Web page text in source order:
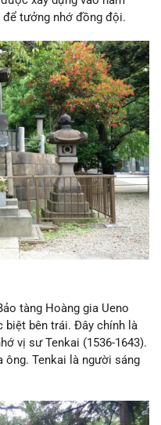
tưởng nhớ đồng đội.
tàng Hoàng gia Ueno
biệt bên trái. Đây chính là
vị sư Tenkai (1536-1643).
ông. Tenkai là người sáng